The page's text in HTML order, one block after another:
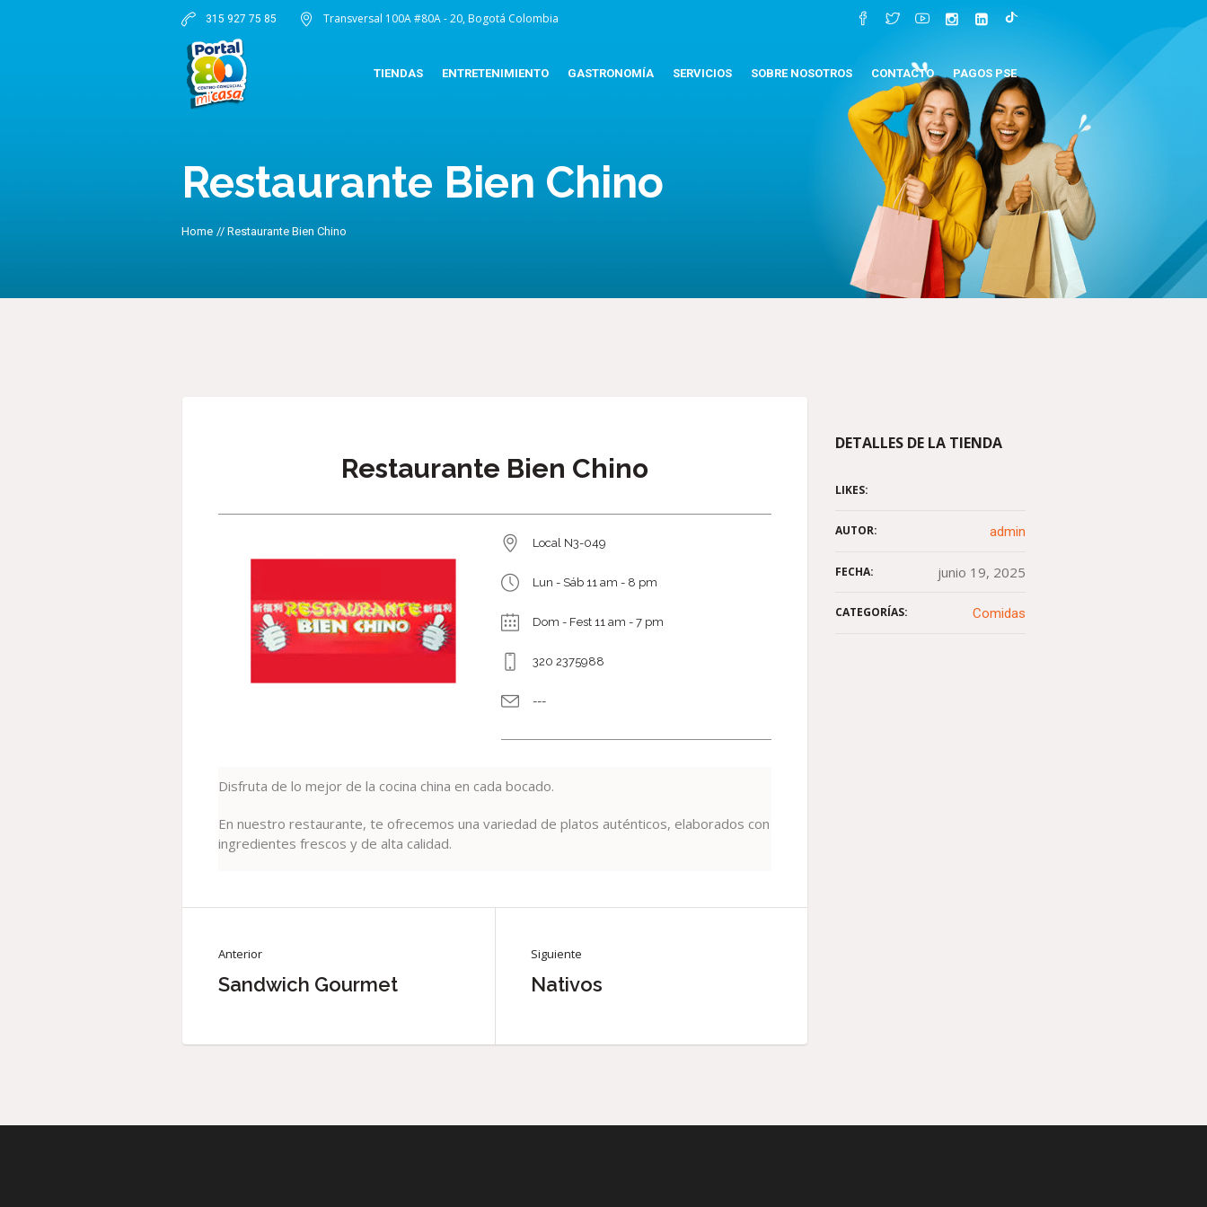
315 927 75 85 Transversal 100A #80A - 20, Bogotá Colombia
TIENDAS ENTRETENIMIENTO GASTRONOMÍA SERVICIOS SOBRE NOSOTROS CONTACTO PAGOS PSE
Restaurante Bien Chino
Home // Restaurante Bien Chino
Restaurante Bien Chino
Local N3-049
Lun - Sáb 11 am - 8 pm
Dom - Fest 11 am - 7 pm
320 2375988
---
Disfruta de lo mejor de la cocina china en cada bocado.
En nuestro restaurante, te ofrecemos una variedad de platos auténticos, elaborados con
ingredientes frescos y de alta calidad.
Anterior
Sandwich Gourmet
Siguiente
Nativos
DETALLES DE LA TIENDA
LIKES:
AUTOR: admin
FECHA: junio 19, 2025
CATEGORÍAS: Comidas